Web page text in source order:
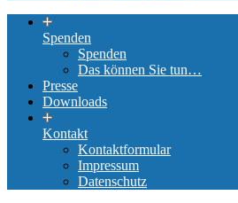
Spenden
Spenden
Das können Sie tun…
Presse
Downloads
Kontakt
Kontaktformular
Impressum
Datenschutz